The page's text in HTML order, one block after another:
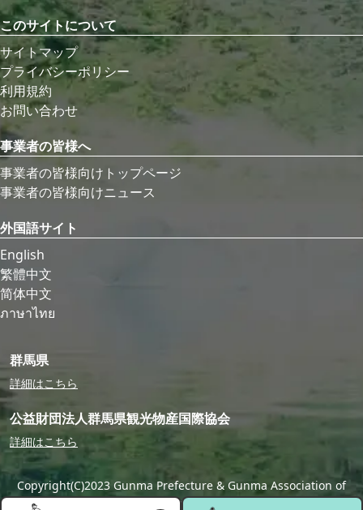
このサイトについて
サイトマップ
プライバシーポリシー
利用規約
お問い合わせ
事業者の皆様へ
事業者の皆様向けトップページ
事業者の皆様向けニュース
外国語サイト
English
繁體中文
简体中文
ภาษาไทย
群馬県
詳細はこちら
公益財団法人群馬県観光物産国際協会
詳細はこちら
Copyright(C)2023 Gunma Prefecture & Gunma Association of
Tourism,Local Products & International Exchange